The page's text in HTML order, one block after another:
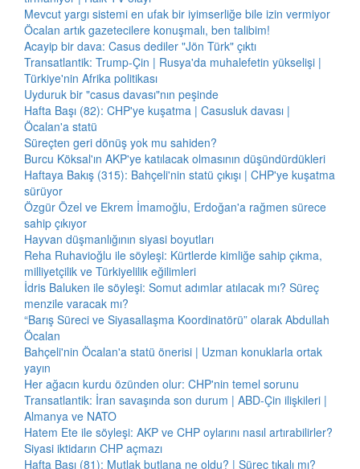
Mevcut yargı sistemi en ufak bir iyimserliğe bile izin vermiyor
Öcalan artık gazetecilere konuşmalı, ben talibim!
Acayip bir dava: Casus dediler "Jön Türk" çıktı
Transatlantik: Trump-Çin | Rusya'da muhalefetin yükselişi |
Türkiye'nin Afrika politikası
Uyduruk bir "casus davası"nın peşinde
Hafta Başı (82): CHP'ye kuşatma | Casusluk davası |
Öcalan'a statü
Süreçten geri dönüş yok mu sahiden?
Burcu Köksal'ın AKP'ye katılacak olmasının düşündürdükleri
Haftaya Bakış (315): Bahçeli'nin statü çıkışı | CHP'ye kuşatma
sürüyor
Özgür Özel ve Ekrem İmamoğlu, Erdoğan'a rağmen sürece
sahip çıkıyor
Hayvan düşmanlığının siyasi boyutları
Reha Ruhavioğlu ile söyleşi: Kürtlerde kimliğe sahip çıkma,
milliyetçilik ve Türkiyelilik eğilimleri
İdris Baluken ile söyleşi: Somut adımlar atılacak mı? Süreç
menzile varacak mı?
“Barış Süreci ve Siyasallaşma Koordinatörü” olarak Abdullah
Öcalan
Bahçeli'nin Öcalan'a statü önerisi | Uzman konuklarla ortak
yayın
Her ağacın kurdu özünden olur: CHP'nin temel sorunu
Transatlantik: İran savaşında son durum | ABD-Çin ilişkileri |
Almanya ve NATO
Hatem Ete ile söyleşi: AKP ve CHP oylarını nasıl artırabilirler?
Siyasi iktidarın CHP açmazı
Hafta Başı (81): Mutlak butlana ne oldu? | Süreç tıkalı mı?